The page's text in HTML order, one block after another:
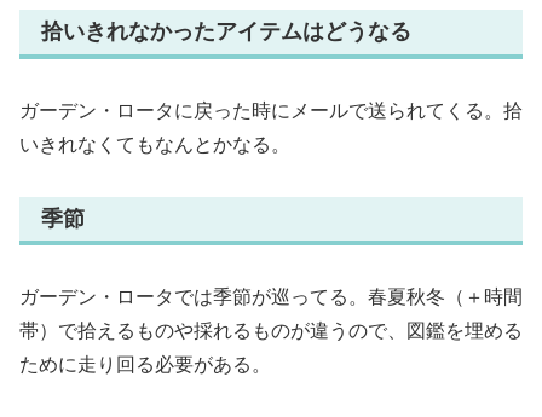
拾いきれなかったアイテムはどうなる
ガーデン・ロータに戻った時にメールで送られてくる。拾
いきれなくてもなんとかなる。
季節
ガーデン・ロータでは季節が巡ってる。春夏秋冬（＋時間
帯）で拾えるものや採れるものが違うので、図鑑を埋める
ために走り回る必要がある。